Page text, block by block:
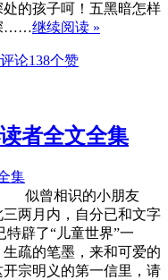
的孩子呵！五黑暗怎样
……继续阅读 »
论138个赞
者全文全集
似曾相识的小朋友
两月内，自分已和文字
辟了“儿童世界”一
疏的笔墨，来和可爱的
宗明义的第一信里，请